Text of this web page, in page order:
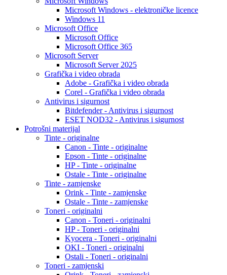
Microsoft Windows - elektroničke licence
Windows 11
Microsoft Office
Microsoft Office
Microsoft Office 365
Microsoft Server
Microsoft Server 2025
Grafička i video obrada
Adobe - Grafička i video obrada
Corel - Grafička i video obrada
Antivirus i sigurnost
Bitdefender - Antivirus i sigurnost
ESET NOD32 - Antivirus i sigurnost
Potrošni materijal
Tinte - originalne
Canon - Tinte - originalne
Epson - Tinte - originalne
HP - Tinte - originalne
Ostale - Tinte - originalne
Tinte - zamjenske
Orink - Tinte - zamjenske
Ostale - Tinte - zamjenske
Toneri - originalni
Canon - Toneri - originalni
HP - Toneri - originalni
Kyocera - Toneri - originalni
OKI - Toneri - originalni
Ostali - Toneri - originalni
Toneri - zamjenski